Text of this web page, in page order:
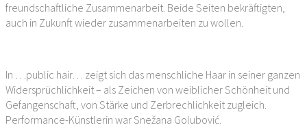
freundschaftliche Zusammenarbeit. Beide Seiten bekräftigten,
auch in Zukunft wieder zusammenarbeiten zu wollen.
In …public hair… zeigt sich das menschliche Haar in seiner ganzen
Widersprüchlichkeit – als Zeichen von weiblicher Schönheit und
Gefangenschaft, von Stärke und Zerbrechlichkeit zugleich.
Performance-Künstlerin war Snežana Golubović.